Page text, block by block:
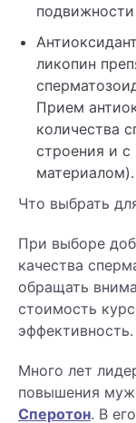
ликопин
Прием
количества
строения и
материалом).
Что выбрать
При выборе
качества
обращать
стоимость
эффективность.
Много лет
повышения
Сперотон. В